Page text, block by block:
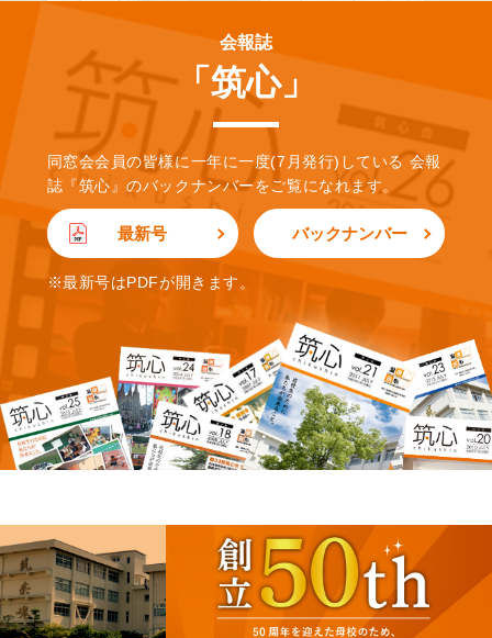
会報誌
「筑心」
同窓会会員の皆様に一年に一度(7月発行)している 会報
誌『筑心』のバックナンバーをご覧になれます。
最新号 バックナンバー
※最新号はPDFが開きます。